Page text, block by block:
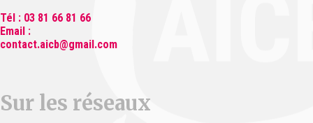
Tél : 03 81 66 81 66
Email :
contact.aicb@gmail.com
Sur les réseaux